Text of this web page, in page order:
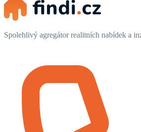
Spolehlivý agregátor realitních nabídek a